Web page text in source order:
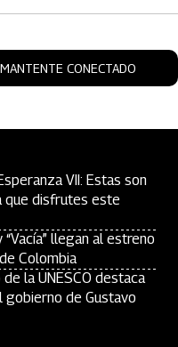
CONECTADO
VII: Estas son
que disfrutes este
“Vacía” llegan al estreno
Colombia
la UNESCO destaca
gobierno de Gustavo